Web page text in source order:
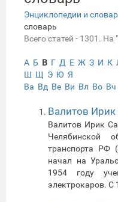
Энциклопедии и
словарь
Всего статей - 1301. На
А Б В Г Д Е Ж З И К
Ш Щ Э Ю Я
Ва Вд Ве Ви Вл Во Вч
Валитов Ирик
Валитов Ирик
Челябинской
транспорта РФ
начал на
1954 году
электрокаров. С